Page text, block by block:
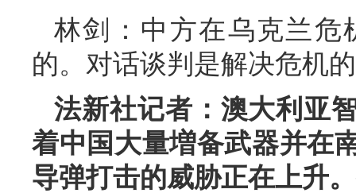
林剑：中方在乌克兰危
的。对话谈判是解决危机
法新社记者：澳大利亚
着中国大量増备武器并在
导弹打击的威胁正在上升